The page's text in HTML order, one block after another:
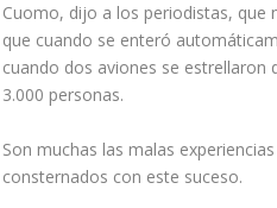
Cuomo, dijo a los periodistas, que
que cuando se enteró
cuando dos aviones se estrellaron
3.000 personas.
Son muchas las malas
consternados con este suceso.